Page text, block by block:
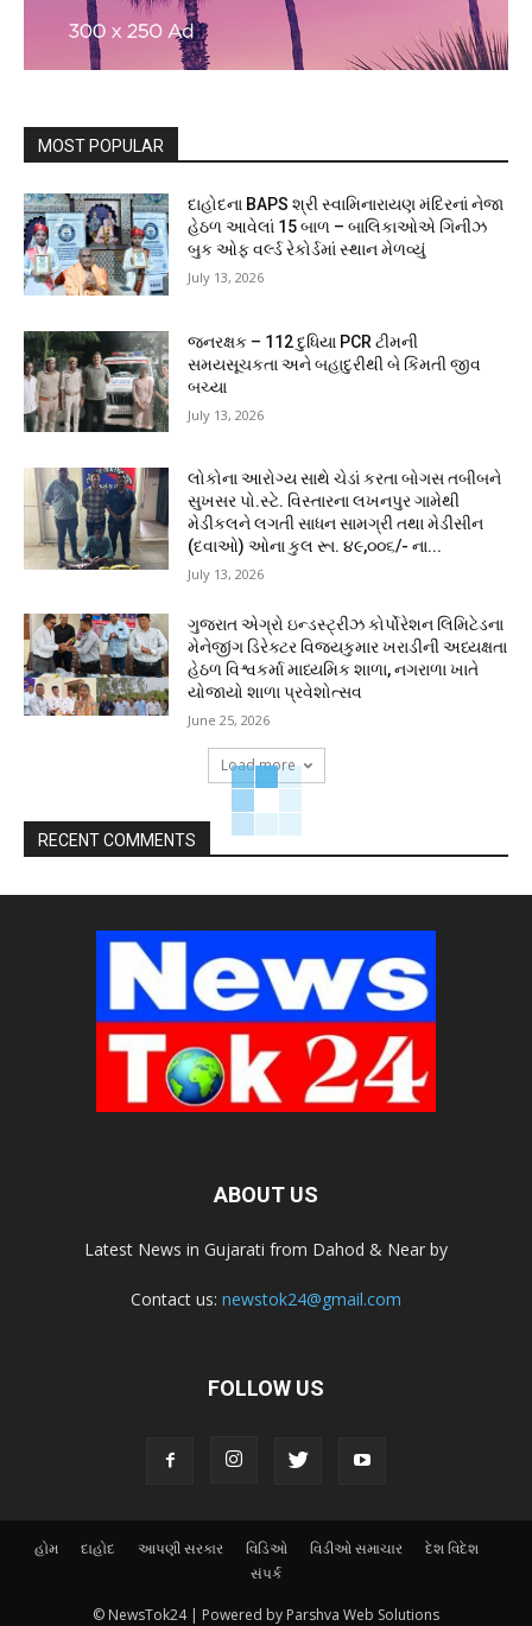
MOST POPULAR
દાહોદના BAPS શ્રી સ્વામિનારાયણ મંદિરનાં નેજા
હેઠળ આવેલાં 15 બાળ – બાલિકાઓએ ગિનીઝ
બુક ઓફ વર્લ્ડ રેકોર્ડમાં સ્થાન મેળવ્યું
July 13, 2026
જનરક્ષક – 112 દુધિયા PCR ટીમની
સમયસૂચકતા અને બહાદુરીથી બે કિંમતી જીવ
બચ્યા
July 13, 2026
લોકોના આરોગ્ય સાથે ચેડાં કરતા બોગસ તબીબને
સુખસર પો.સ્ટે. વિસ્તારના લખનપુર ગામેથી
મેડીકલને લગતી સાધન સામગ્રી તથા મેડીસીન
(દવાઓ) ઓના કુલ રૂા. ૪૯,૦૦૬/- ના...
July 13, 2026
ગુજરાત એગ્રો ઇન્ડસ્ટ્રીઝ કોર્પોરેશન લિમિટેડના
મેનેજીંગ ડિરેક્ટર વિજયકુમાર ખરાડીની અધ્યક્ષતા
હેઠળ વિશ્વકર્મા માધ્યમિક શાળા, નગરાળા ખાતે
યોજાયો શાળા પ્રવેશોત્સવ
June 25, 2026
Load more
RECENT COMMENTS
ABOUT US
Latest News in Gujarati from Dahod & Near by
Contact us: newstok24@gmail.com
FOLLOW US
હોમ દાહોદ આપણી સરકાર વિડિઓ વિડીઓ સમાચાર
દેશ વિદેશ
સંપર્ક
© NewsTok24 | Powered by Parshva Web Solutions